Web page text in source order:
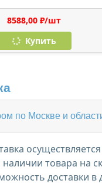
8588,00 ₽/шт
Купить
по Москве и
товара на
доставки